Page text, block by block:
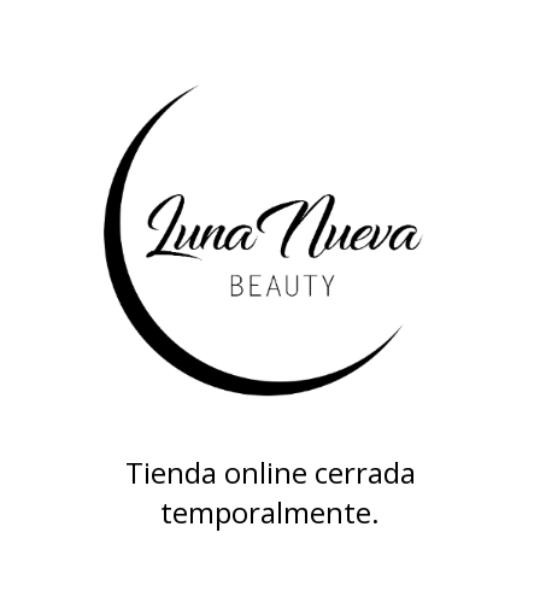
Tienda online cerrada
temporalmente.